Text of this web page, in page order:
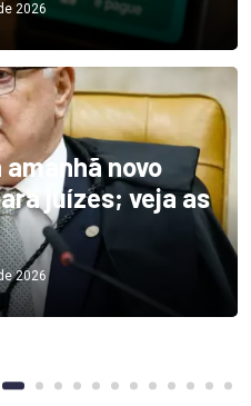
2026
novo
juízes; veja as
2026